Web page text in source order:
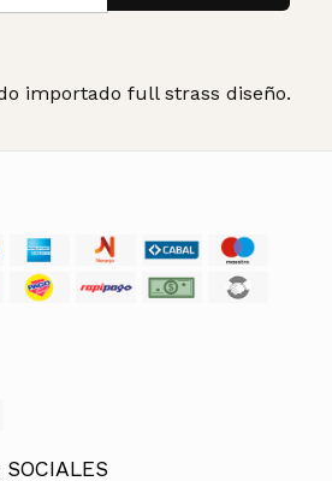
importado full strass diseño.